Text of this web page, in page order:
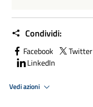
Condividi:
Facebook Twitter
LinkedIn
Vedi azioni